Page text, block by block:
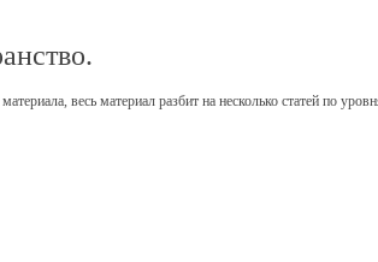
весь материал разбит на несколько статей по